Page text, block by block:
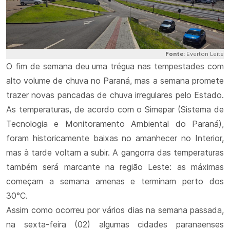
Fonte: Everton Leite
O fim de semana deu uma trégua nas tempestades com
alto volume de chuva no Paraná, mas a semana promete
trazer novas pancadas de chuva irregulares pelo Estado.
As temperaturas, de acordo com o Simepar (Sistema de
Tecnologia e Monitoramento Ambiental do Paraná),
foram historicamente baixas no amanhecer no Interior,
mas à tarde voltam a subir. A gangorra das temperaturas
também será marcante na região Leste: as máximas
começam a semana amenas e terminam perto dos
30°C.
Assim como ocorreu por vários dias na semana passada,
na sexta-feira (02) algumas cidades paranaenses